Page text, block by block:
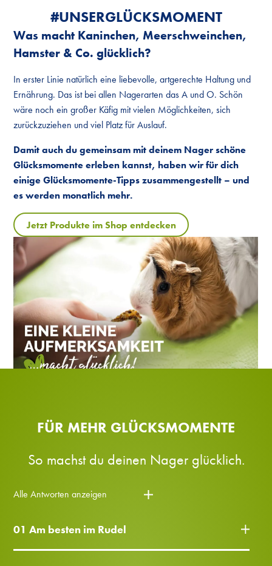
#UNSER­GLÜCKS­MOMENT
Was macht Kaninchen, Meerschweinchen,
Hamster & Co. glücklich?
In erster Linie natürlich eine liebevolle, artgerechte Haltung und
Ernährung. Das ist bei allen Nagerarten das A und O. Schön
wäre noch ein großer Käfig mit vielen Möglichkeiten, sich
zurückzuziehen und viel Platz für Auslauf.
Damit auch du gemeinsam mit deinem Nager schöne
Glücksmomente erleben kannst, haben wir für dich
einige Glücksmomente-Tipps zusammengestellt – und
es werden monatlich mehr.
Jetzt Produkte im Shop entdecken
FÜR MEHR GLÜCKSMOMENTE
So machst du deinen Nager glücklich.
Alle Antworten anzeigen
01 Am besten im Rudel